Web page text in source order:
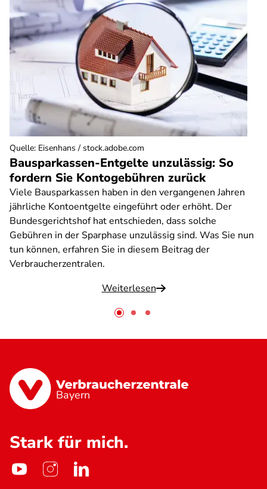
Bausparkassen-Entgelte unzulässig: So
fordern Sie Kontogebühren zurück
Viele Bausparkassen haben in den vergangenen Jahren
jährliche Kontoentgelte eingeführt oder erhöht. Der
Bundesgerichtshof hat entschieden, dass solche
Gebühren in der Sparphase unzulässig sind. Was Sie nun
tun können, erfahren Sie in diesem Beitrag der
Verbraucherzentralen.
Weiterlesen
Quelle: Eisenhans / stock.adobe.com
Bayern
Stark für mich.